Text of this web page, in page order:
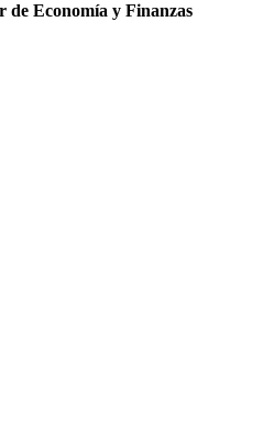
Economía y Finanzas